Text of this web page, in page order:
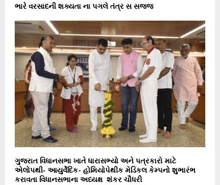
ભારે વરસાદની શક્યતા ના પગલે તંત્ર સ સજ્જ
ગુજરાત વિધાનસભા ખાતે ધારાસભ્યો અને પત્રકારો માટે
એલોપથી- આયુર્વેદિક- હોમિયોપેથીક મેડિકલ કેમ્પનો શુભારંભ
કરાવતા વિધાનસભાના અધ્યક્ષ શંકર ચૌધરી